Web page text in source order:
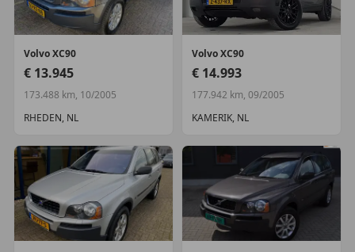
Volvo XC90
€ 13.945
173.488 km, 10/2005
RHEDEN, NL
VolvoXC90
€ 14.993
177.942 km, 09/2005
KAMERIK, NL